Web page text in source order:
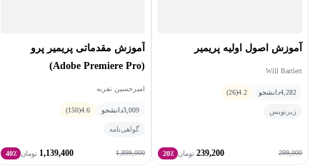
انتظار می‌رود پس از پایان این دوره، با تمامی ابزارهای مهم و موردنیاز
پرده‌ی سبز، ترکینگ یا دنبال‌کردن سوژه، کار با دوربین، جایگزین‌کردن
تصاویر در ویدئوها، اصلاح نور و رنگ، آشنایی با کدنویسی و انیمیت
آموزش اصول اولیه پریمیر
Will Bartlett
4,282دانشجو 4.2
(26)
زیرنویس
299,000
239,200 تومان 20٪
آموزش مقدماتی پریمیر پرو
(Adobe Premiere Pro)
امیرحسین نفریه
3,009دانشجو 4.6
(150)
گواهی‌نامه
1,899,000
1,139,400 تومان 40٪